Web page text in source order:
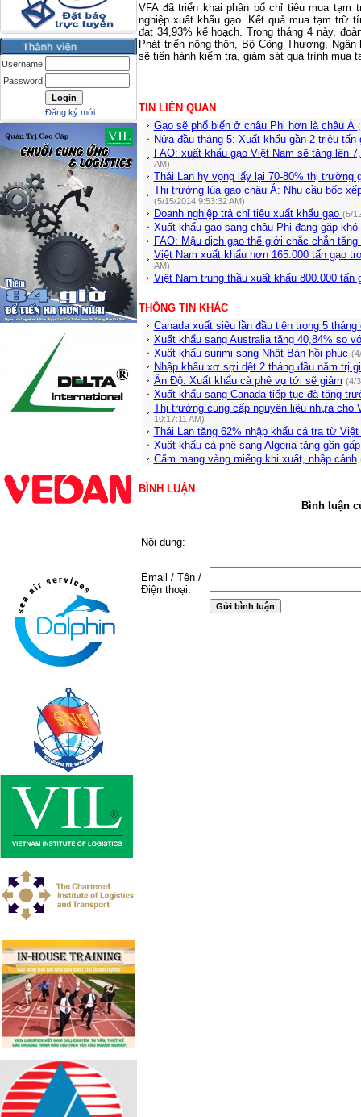
Username
Password
Đăng ký mới
VFA đã triển khai phân bổ chỉ tiêu mua tạm
nghiệp xuất khẩu gạo. Kết quả mua tạm trữ
đạt 34,93% kế hoạch. Trong tháng 4 này,
Phát triển nông thôn, Bộ Công Thương,
sẽ tiến hành kiểm tra, giám sát quá trình mua
TIN LIÊN QUAN
Gạo sẽ phổ biến ở châu Phi hơn là châu Á
Nửa đầu tháng 5: Xuất khẩu gần 2 triệu tấn
FAO: xuất khẩu gạo Việt Nam sẽ tăng lên
AM)
Thái Lan hy vọng lấy lại 70-80% thị trường
Thị trường lúa gạo châu Á: Nhu cầu bốc
(5/15/2014 9:53:32 AM)
Doanh nghiệp trả chỉ tiêu xuất khẩu gạo (5/
Xuất khẩu gạo sang châu Phi đang gặp khó
FAO: Mậu dịch gạo thế giới chắc chắn
Việt Nam xuất khẩu hơn 165.000 tấn gạo
AM)
Việt Nam trúng thầu xuất khẩu 800.000 tấn
THÔNG TIN KHÁC
Canada xuất siêu lần đầu tiên trong 5 tháng
Xuất khẩu sang Australia tăng 40,84% so
Xuất khẩu surimi sang Nhật Bản hồi phục
Nhập khẩu xơ sợi dệt 2 tháng đầu năm trị
Ấn Độ: Xuất khẩu cà phê vụ tới sẽ giảm (4/
Xuất khẩu sang Canada tiếp tục đà tăng
Thị trường cung cấp nguyên liệu nhựa cho
10:17:11 AM)
Thái Lan tăng 62% nhập khẩu cá tra từ Việt
Xuất khẩu cà phê sang Algeria tăng gần
Cấm mang vàng miếng khi xuất, nhập cảnh
BÌNH LUẬN
Bình luận
Nội dung:
Email / Tên /
Điện thoại: